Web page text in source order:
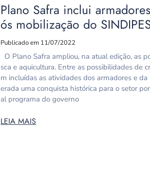
Plano Safra inclui
ós mobilização do
Publicado em 11/07/2022
O Plano Safra ampliou, na atual edição, as
sca e aquicultura. Entre as possibilidades de
m incluídas as atividades dos armadores e
erada uma conquista histórica para o setor
al programa do governo
LEIA MAIS